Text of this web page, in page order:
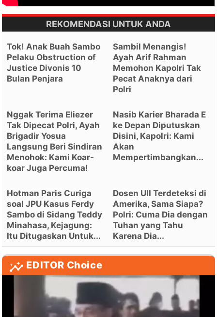
REKOMENDASI UNTUK ANDA
Tok! Anak Buah Sambo
Pelaku Obstruction of
Justice Divonis 10
Bulan Penjara
Sambil Menangis!
Ayah Arif Rahman
Memohon Kapolri Tak
Pecat Anaknya dari
Polri
Nggak Terima Eliezer
Tak Dipecat Polri, Ayah
Brigadir Yosua
Langsung Beri Sindiran
Menohok: Kami Koar-
koar Juga Percuma!
Nasib Karier Bharada E
ke Depan Diputuskan
Disini, Kapolri: Kami
Akan
Mempertimbangkan...
Hotman Paris Curiga
soal JPU Kasus Ferdy
Sambo di Sidang Teddy
Minahasa, Kejagung:
Itu Ditugaskan Untuk...
Dosen UII Terdeteksi di
Amerika, Sama Siapa?
Polri: Cuma Dia dengan
Tuhan yang Tahu
Karena Dia...
EDITOR Choice